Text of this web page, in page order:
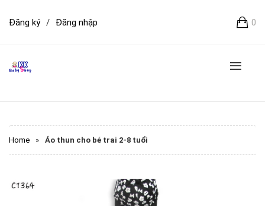
0
Đăng ký / Đăng nhập
Home » Áo thun cho bé trai 2-8 tuổi